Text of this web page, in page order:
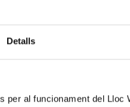
Detalls
al funcionament del Lloc